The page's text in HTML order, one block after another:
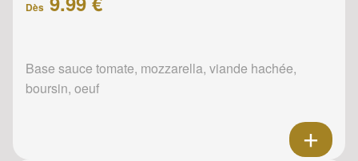
Dès
Base sauce tomate, mozzarella, viande hachée,
boursin, oeuf